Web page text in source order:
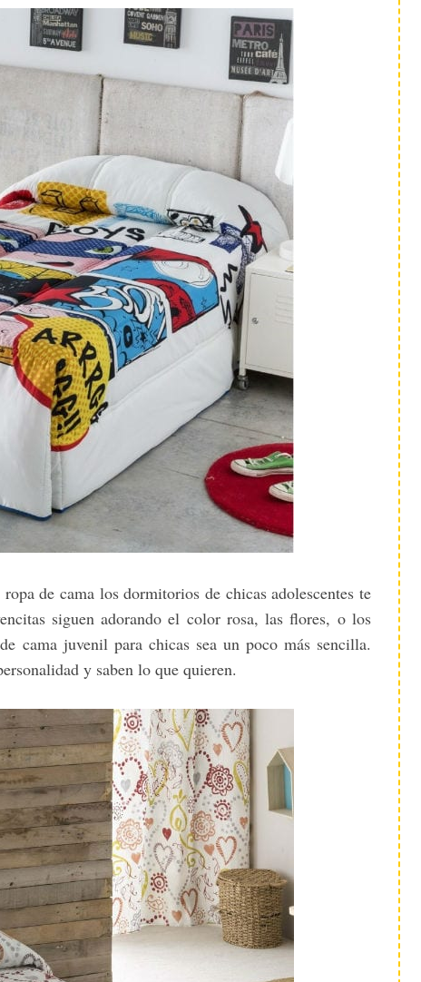
de cama los dormitorios de chicas adolescentes te
siguen adorando el color rosa, las flores, o los
cama juvenil para chicas sea un poco más sencilla.
y saben lo que quieren.